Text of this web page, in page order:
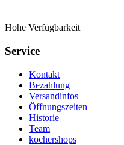
Hohe Verfügbarkeit
Service
Kontakt
Bezahlung
Versandinfos
Öffnungszeiten
Historie
Team
kochershops